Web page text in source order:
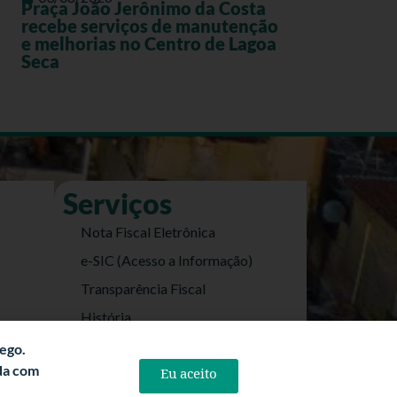
Praça João Jerônimo da Costa
recebe serviços de manutenção
e melhorias no Centro de Lagoa
Seca
Serviços
Nota Fiscal Eletrônica
e-SIC (Acesso a Informação)
Transparência Fiscal
História
Politica de Privacidade
com
Eu aceito